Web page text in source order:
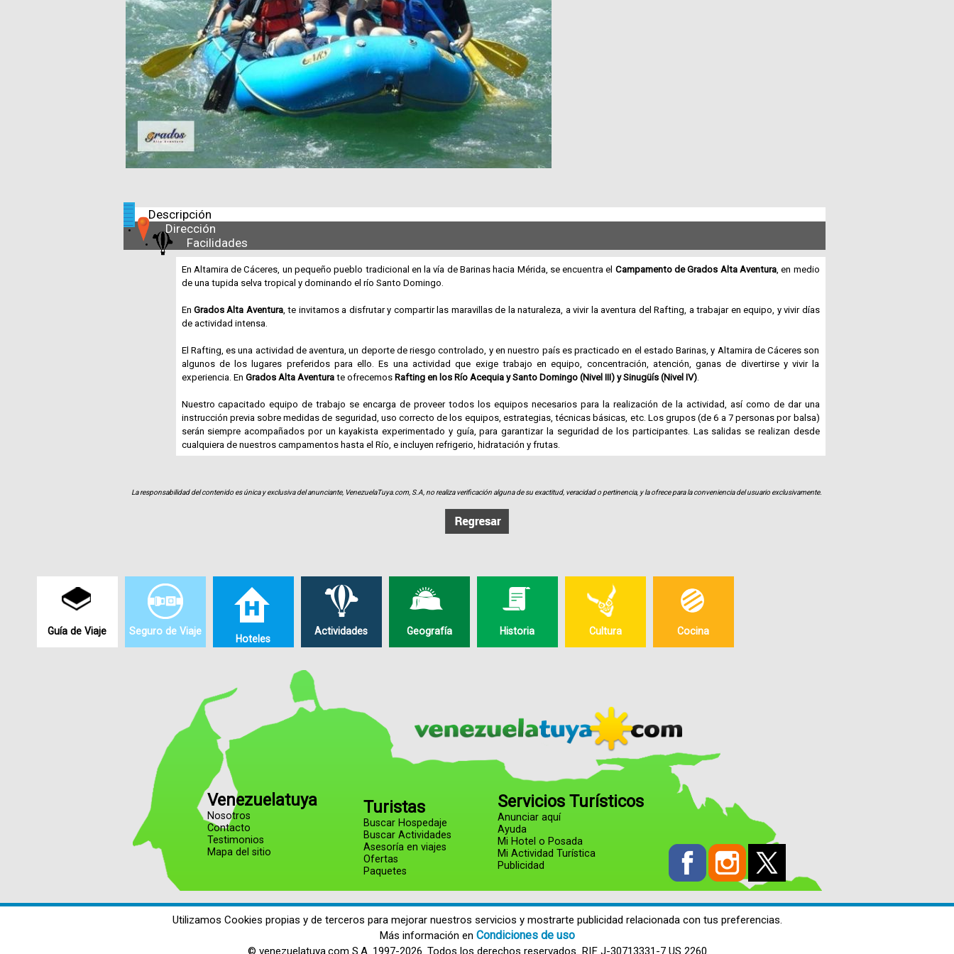
Descripción
Dirección
Facilidades
En Altamira de Cáceres, un pequeño pueblo tradicional en la vía de Barinas hacia Mérida, se encuentra el Campamento de Grados Alta Aventura, en medio
de una tupida selva tropical y dominando el río Santo Domingo.
En Grados Alta Aventura, te invitamos a disfrutar y compartir las maravillas de la naturaleza, a vivir la aventura del Rafting, a trabajar en equipo, y vivir días
de actividad intensa.
El Rafting, es una actividad de aventura, un deporte de riesgo controlado, y en nuestro país es practicado en el estado Barinas, y Altamira de Cáceres son
algunos de los lugares preferidos para ello. Es una actividad que exige trabajo en equipo, concentración, atención, ganas de divertirse y vivir la
experiencia. En Grados Alta Aventurate ofrecemos Rafting en los Río Acequia y Santo Domingo (Nivel III) y Sinugüís (Nivel IV).
Nuestro capacitado equipo de trabajo se encarga de proveer todos los equipos necesarios para la realización de la actividad, así como de dar una
instrucción previa sobre medidas de seguridad, uso correcto de los equipos, estrategias, técnicas básicas, etc. Los grupos (de 6 a 7 personas por balsa)
serán siempre acompañados por un kayakista experimentado y guía, para garantizar la seguridad de los participantes. Las salidas se realizan desde
cualquiera de nuestros campamentos hasta el Río, e incluyen refrigerio, hidratación y frutas.
contemplación y en el cual se pueden desarrollar actividades recreativas y de integración para grupos corporativos. Para el alojamiento contamos con 5
cabañas entre matrimoniales, cuádruples y para 7 u 8 personas, para una capacidad total de 28 personas, y para los más aventureros tenemos una zona
para carpas. En nuestros espacio abiertos tenemos áreas verdes para el deleite de los amantes de la naturaleza, donde podrán disfrutar con sus cinco
Rapel, Trekking y camping (Laguna de Santo Cristo - Mucuchíes) Kayak de Travesía y Canyoning (Nivel III El Chorrerón - El Mamón) - (Nivel IV) Cataratas del
Silencio, catalogado como uno de los mejores canyoning de país, y con una ruta de trekking muy hermosa.
Para información y reservas de los planes de actividades adicionales contáctanos y con gusto te daremos toda la información necesaria.
La responsabilidad del contenido es única y exclusiva del anunciante, VenezuelaTuya.com, S.A, no realiza verificación alguna de su exactitud, veracidad o pertinencia, y la ofrece para la conveniencia del usuario exclusivamente.
Guía de Viaje Seguro de Viaje
Hoteles
Actividades Geografía Historia Cultura Cocina
Venezuelatuya
Nosotros
Contacto
Testimonios
Mapa del sitio
Turistas
Buscar Hospedaje
Buscar Actividades
Asesoría en viajes
Ofertas
Paquetes
Servicios Turísticos
Anunciar aquí
Ayuda
Mi Hotel o Posada
Mi Actividad Turística
Publicidad
Utilizamos Cookies propias y de terceros para mejorar nuestros servicios y mostrarte publicidad relacionada con tus preferencias.
Más información en Condiciones de uso
© venezuelatuya.com S.A. 1997-2026. Todos los derechos reservados. RIF J-30713331-7 US 2260